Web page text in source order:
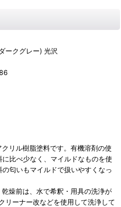
ークグレー) 光沢
リル樹脂塗料です。有機溶剤の使
比べ少なく、マイルドなものを使
匂いもマイルドで扱いやすくなっ
燥前は、水で希釈・用具の洗浄が
リーナー改などを使用して洗浄して